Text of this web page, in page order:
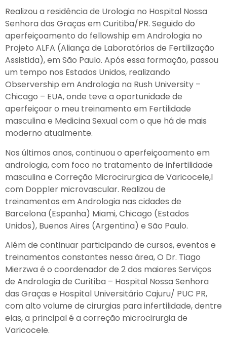
Realizou a residência de Urologia no Hospital Nossa
Senhora das Graças em Curitiba/PR. Seguido do
aperfeiçoamento do fellowship em Andrologia no
Projeto ALFA (Aliança de Laboratórios de Fertilização
Assistida), em São Paulo. Após essa formação, passou
um tempo nos Estados Unidos, realizando
Observership em Andrologia na Rush University –
Chicago – EUA, onde teve a oportunidade de
aperfeiçoar o meu treinamento em Fertilidade
masculina e Medicina Sexual com o que há de mais
moderno atualmente.
Nos últimos anos, continuou o aperfeiçoamento em
andrologia, com foco no tratamento de infertilidade
masculina e Correção Microcirurgica de Varicocele,l
com Doppler microvascular. Realizou de
treinamentos em Andrologia nas cidades de
Barcelona (Espanha) Miami, Chicago (Estados
Unidos), Buenos Aires (Argentina) e São Paulo.
Além de continuar participando de cursos, eventos e
treinamentos constantes nessa área, O Dr. Tiago
Mierzwa é o coordenador de 2 dos maiores Serviços
de Andrologia de Curitiba – Hospital Nossa Senhora
das Graças e Hospital Universitário Cajuru/ PUC PR,
com alto volume de cirurgias para infertilidade, dentre
elas, a principal é a correção microcirurgia de
Varicocele.